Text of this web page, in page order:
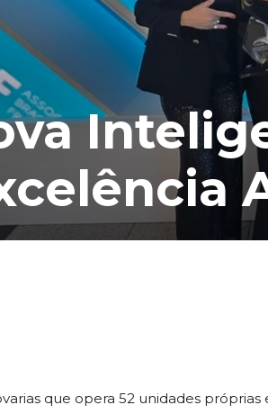
que opera 52 unidades próprias